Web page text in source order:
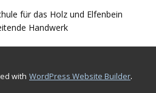
für das Holz und Elfenbein
Handwerk
with WordPress Website Builder.